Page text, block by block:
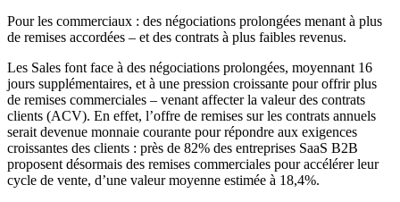
Pour les commerciaux : des négociations prolongées menant à plus
de remises accordées – et des contrats à plus faibles revenus.
Les Sales font face à des négociations prolongées, moyennant 16
jours supplémentaires, et à une pression croissante pour offrir plus
de remises commerciales – venant affecter la valeur des contrats
clients (ACV). En effet, l’offre de remises sur les contrats annuels
serait devenue monnaie courante pour répondre aux exigences
croissantes des clients : près de 82% des entreprises SaaS B2B
proposent désormais des remises commerciales pour accélérer leur
cycle de vente, d’une valeur moyenne estimée à 18,4%.